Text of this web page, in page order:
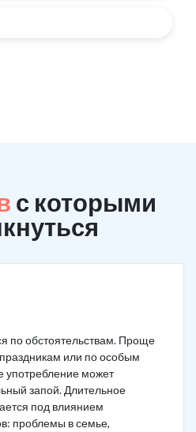
с которыми
по обстоятельствам. Проще
или по особым
употребление может
запой. Длительное
под влиянием
проблемы в семье,